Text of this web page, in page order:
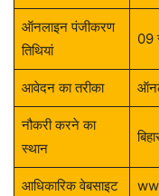
ऑनलाइन पंजीकरण
तिथियां
09
आवेदन का तरीका
नौकरी करने का
स्थान
आधिकारिक वेबसाइट